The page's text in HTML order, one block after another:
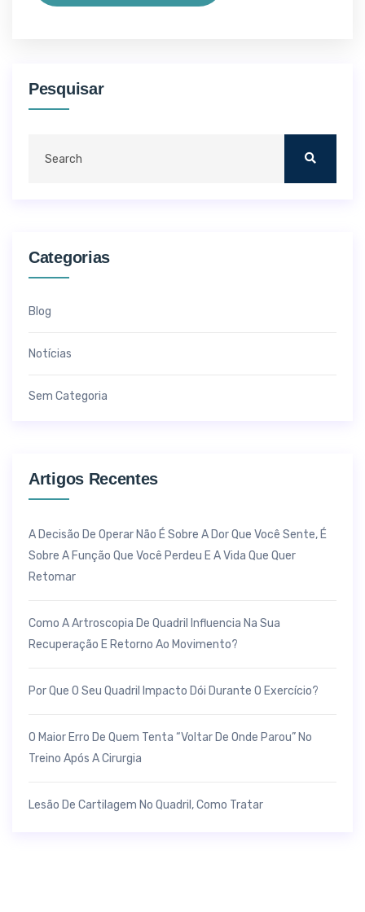
Pesquisar
Categorias
Blog
Notícias
Sem Categoria
Artigos Recentes
A Decisão De Operar Não É Sobre A Dor Que Você Sente, É
Sobre A Função Que Você Perdeu E A Vida Que Quer
Retomar
Como A Artroscopia De Quadril Influencia Na Sua
Recuperação E Retorno Ao Movimento?
Por Que O Seu Quadril Impacto Dói Durante O Exercício?
O Maior Erro De Quem Tenta “voltar De Onde Parou” No
Treino Após A Cirurgia
Lesão De Cartilagem No Quadril, Como Tratar